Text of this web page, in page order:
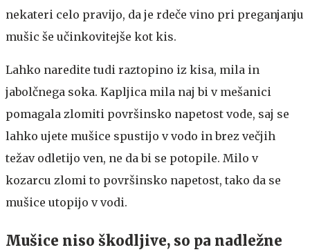
nekateri celo pravijo, da je rdeče vino pri preganjanju
mušic še učinkovitejše kot kis.
Lahko naredite tudi raztopino iz kisa, mila in
jabolčnega soka. Kapljica mila naj bi v mešanici
pomagala zlomiti površinsko napetost vode, saj se
lahko ujete mušice spustijo v vodo in brez večjih
težav odletijo ven, ne da bi se potopile. Milo v
kozarcu zlomi to površinsko napetost, tako da se
mušice utopijo v vodi.
Mušice niso škodljive, so pa nadležne